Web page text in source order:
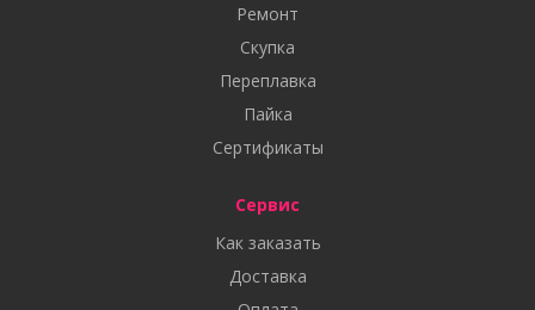
Ремонт
Скупка
Переплавка
Пайка
Сертификаты
Сервис
Как заказать
Доставка